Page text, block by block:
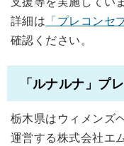
詳細は 「プレコンセ
確認ください。
「ルナルナ」プ
栃木県はウィメンズ
運営する株式会社エ